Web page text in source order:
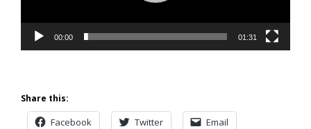
00:00 01:31
Share this:
Facebook Twitter Email